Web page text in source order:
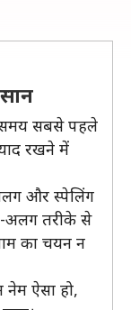
समय सबसे पहले
रखने में
और स्पेलिंग
अलग तरीके से
का चयन न
ऐसा हो,